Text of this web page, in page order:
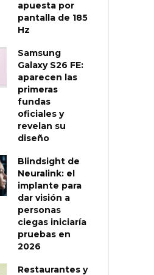
apuesta por
pantalla de 185
Hz
Samsung
Galaxy S26 FE:
aparecen las
primeras
fundas
oficiales y
revelan su
diseño
Blindsight de
Neuralink: el
implante para
dar visión a
personas
ciegas iniciaría
pruebas en
2026
Restaurantes y